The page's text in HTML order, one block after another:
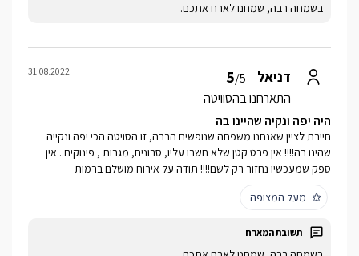
בשמחה רבה, שמחנו לארח אתכם.
דניאל 5/5
התארחנו בהסוויטה
31.08.2022
היה יפה ונקיה שהיינו בה
חייבת לציין שאנחנו משפחה שנופשים הרבה, זו הסויטה הכי יפה ונקייה
שהינו בה!!!! אין פרט קטן שלא חשבו עליו, סבונים, מגבות , פינוקים.. אין
ספק שמעכשיו נחזור רק לשם!!!! תודה על אירוח מושלם ברמות
מעל המצופה